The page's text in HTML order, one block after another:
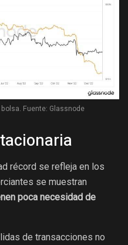
Fuente: Glassnode
récord se refleja en los
se muestran
poca necesidad de
de transacciones no